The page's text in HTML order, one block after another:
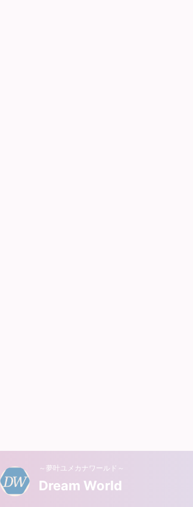
～夢叶ユメカナワールド～
Dream World